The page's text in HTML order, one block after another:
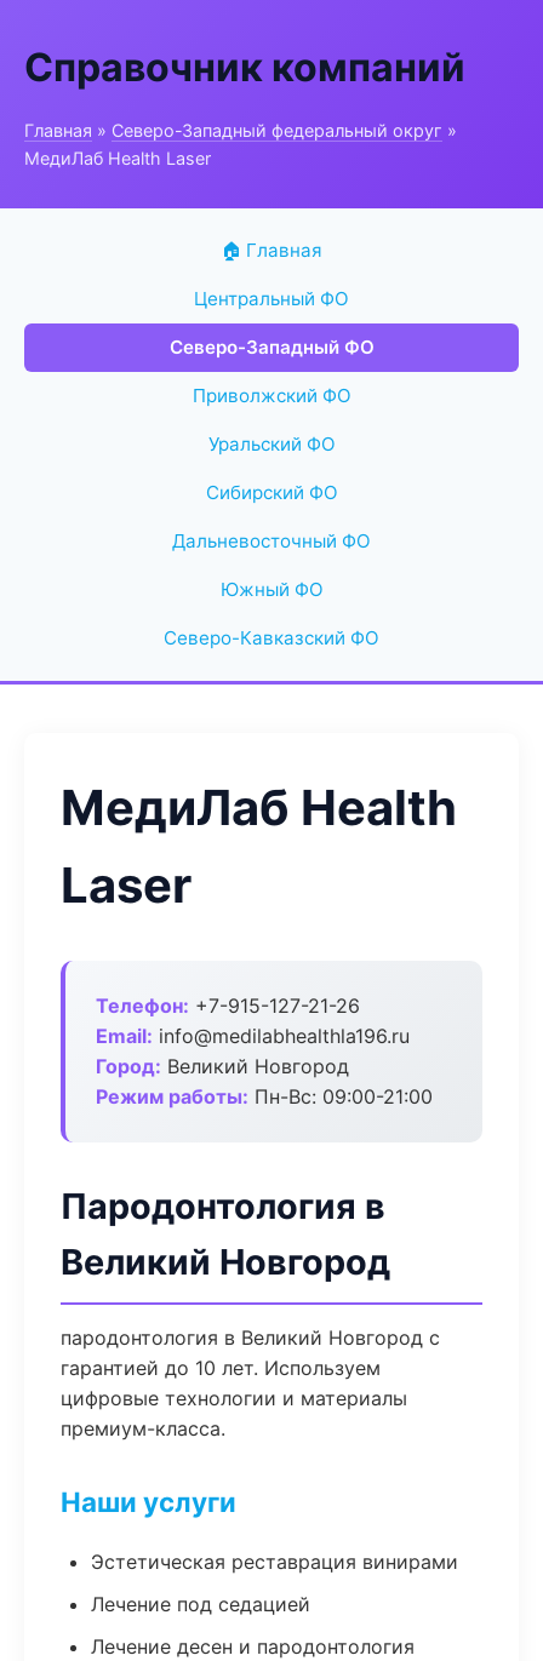
Справочник компаний
Главная » Северо-Западный федеральный округ »
МедиЛаб Health Laser
🏠 Главная
Центральный ФО
Северо-Западный ФО
Приволжский ФО
Уральский ФО
Сибирский ФО
Дальневосточный ФО
Южный ФО
Северо-Кавказский ФО
МедиЛаб Health
Laser
Телефон: +7-915-127-21-26
Email: info@medilabhealthla196.ru
Город: Великий Новгород
Режим работы: Пн-Вс: 09:00-21:00
Пародонтология в
Великий Новгород
пародонтология в Великий Новгород с
гарантией до 10 лет. Используем
цифровые технологии и материалы
премиум-класса.
Наши услуги
Эстетическая реставрация винирами
Лечение под седацией
Лечение десен и пародонтология